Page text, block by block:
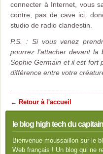
connecter à Internet, vous
contre, pas de cave ici,
studio de radio clandestin.
P.S. : Si vous venez
pourrez l'attacher devant la
Sophie Germain et il est fort
différence entre votre
← Retour à l'accueil
le blog high tech du
Bienvenue moussaillon sur le
Web français ! Un blog qui ne